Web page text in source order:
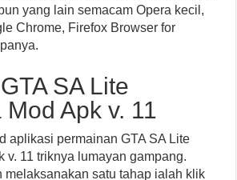
yang lain semacam Opera kecil,
Chrome, Firefox Browser for
SA Lite
Apk v. 11
aplikasi permainan GTA SA Lite
v. 11 triknya lumayan gampang.
melaksanakan satu tahap ialah klik